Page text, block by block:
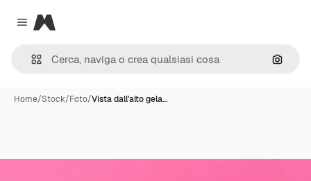
Close menu
Magnific
Cerca
Home/Stock/Foto/Vista dall'alto gela…